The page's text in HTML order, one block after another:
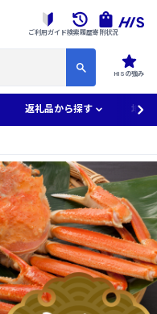
HISの強み
ご利用ガイド検索履歴寄附状況
返礼品から探す 地域